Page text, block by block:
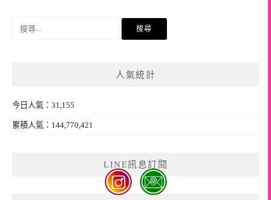
人氣統計
今日人氣：31,155
累積人氣：144,770,421
LINE訊息訂閱